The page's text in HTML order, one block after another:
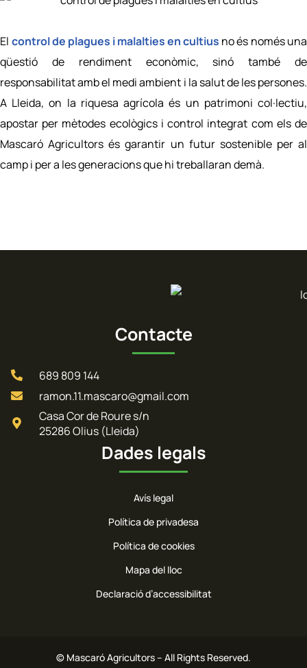
El control de plagues i malalties en cultius no és només una
qüestió de rendiment econòmic, sinó també de
responsabilitat amb el medi ambient i la salut de les persones.
A Lleida, on la riquesa agrícola és un patrimoni col·lectiu,
apostar per mètodes ecològics i control integrat com els de
Mascaró Agricultors és garantir un futur sostenible per al
camp i per a les generacions que hi treballaran demà.
Contacte
689 809 144
ramon.11.mascaro@gmail.com
Casa Cor de Roure s/n
25286 Olius (Lleida)
Dades legals
Avís legal
Política de privadesa
Política de cookies
Mapa del lloc
Declaració d’accessibilitat
© Mascaró Agricultors – All Rights Reserved.